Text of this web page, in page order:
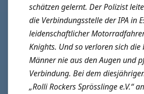
schätzen gelernt. Der Polizist
die Verbindungsstelle der IPA in
leidenschaftlicher
Knights. Und so verloren sich die
Männer nie aus den Augen und
Verbindung. Bei dem
„Rolli Rockers Sprösslinge e.V.“